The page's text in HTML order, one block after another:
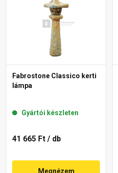
Fabrostone Classico kerti
lámpa
Gyártói készleten
41 665 Ft / db
Megnézem